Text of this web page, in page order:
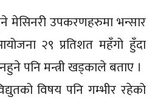
मेसिनरी उपकरणहरुमा भन्सार
२९ प्रतिशत महँगो हुँदा
पनि मन्त्री खड्काले बताए ।
विषय पनि गम्भीर रहेको